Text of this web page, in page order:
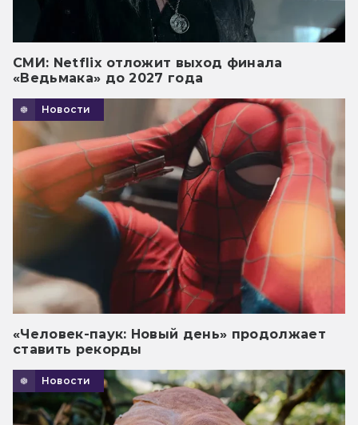
СМИ: Netflix отложит выход финала
«Ведьмака» до 2027 года
Новости
«Человек-паук: Новый день» продолжает
ставить рекорды
Новости